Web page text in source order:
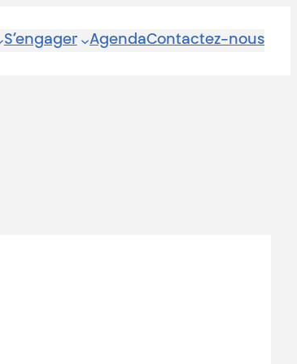
S’engager AgendaContactez-nous